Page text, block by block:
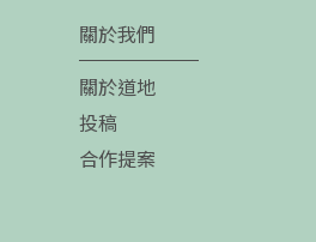
關於我們
關於道地
投稿
合作提案